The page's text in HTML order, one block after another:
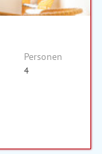
Personen
4